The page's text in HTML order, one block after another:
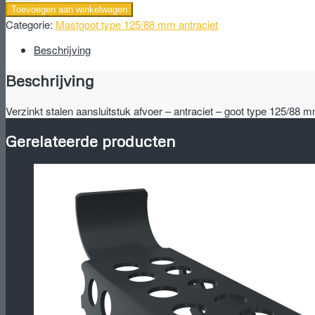
stalen
aansluitstuk
afvoer
-
type
125/88
mm.
Toevoegen aan winkelwagen
Categorie: Mastgoot type 125/88 mm antraciet
Beschrijving
Beschrijving
Verzinkt stalen aansluitstuk afvoer – antraciet – goot type 125/88
Gerelateerde producten